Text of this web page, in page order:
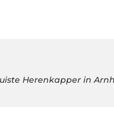
Herenkapper in